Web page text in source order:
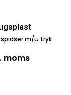
m/u tryk
moms